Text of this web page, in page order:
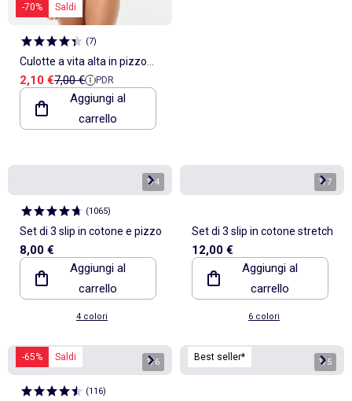
-70% Saldi
(7)
Culotte a vita alta in pizzo
trasparente
Prezzo di vendita
2,10 €Prezzo di riferimento
7,00 € PDR
Aggiungi al
carrello
1/4
(1065)
Set di 3 slip in cotone e pizzo
8,00 €
Aggiungi al
carrello
4 colori
1/7
Set di 3 slip in cotone stretch
12,00 €
Aggiungi al
carrello
6 colori
-65% Saldi 1/6
(116)
Best seller* 1/5